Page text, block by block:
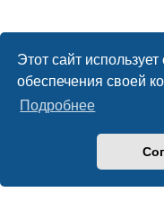
Этот сайт
обеспечения своей
Подробнее